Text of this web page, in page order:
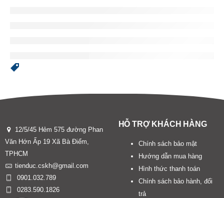
12/5/45 Hẻm 575 đường Phan
Văn Hớn Ấp 19 Xã Bà Điểm,
TPHCM
tienduc.cskh@gmail.com
0901.032.789
0283.590.1826
HỖ TRỢ KHÁCH HÀNG
Chính sách bảo mật
Hướng dẫn mua hàng
Hình thức thanh toán
Chính sách bảo hành, đổi
trả